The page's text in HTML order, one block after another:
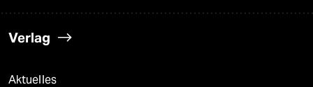
Verlag
Aktuelles